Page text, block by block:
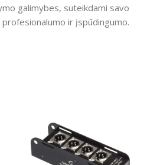
galimybes, suteikdami savo
ir įspūdingumo.